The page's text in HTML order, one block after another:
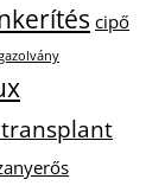
cipő